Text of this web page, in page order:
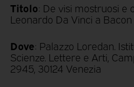
Titolo: De visi mostruosi e
Leonardo Da Vinci a Bacon
Dove: Palazzo Loredan,
Scienze, Lettere e Arti,
2945, 30124 Venezia